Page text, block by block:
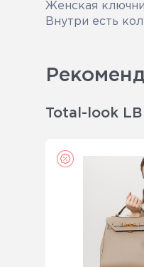
Женская
Внутри есть
Total-look